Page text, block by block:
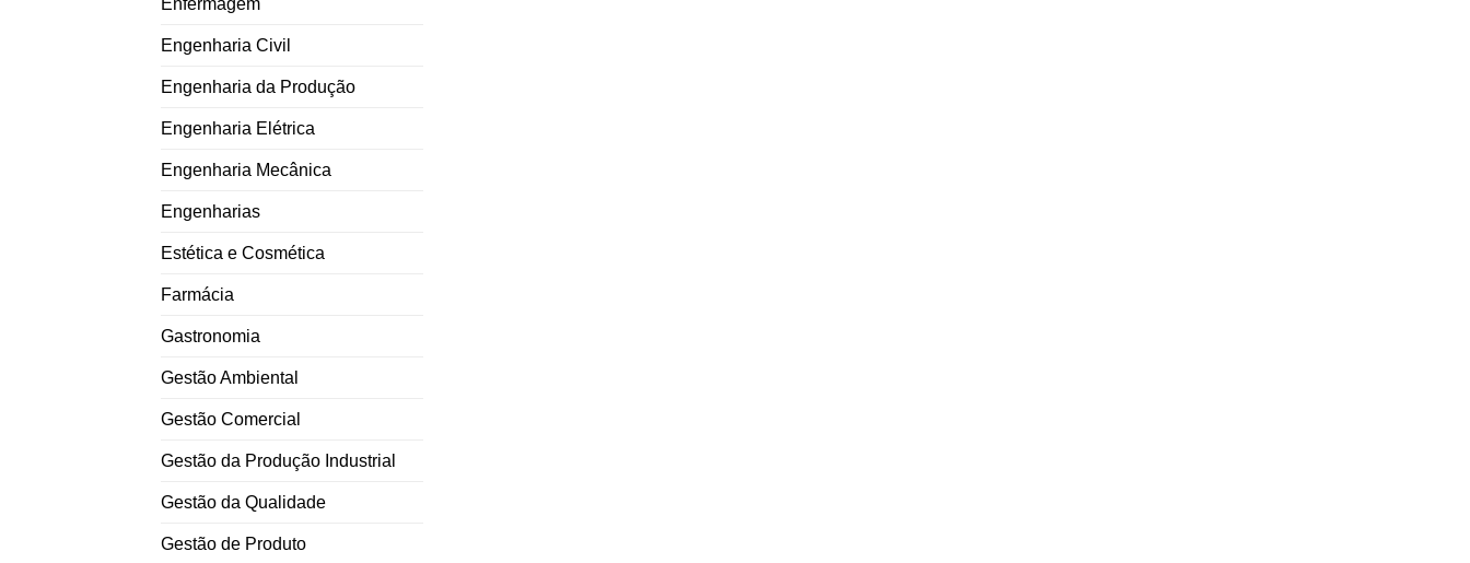
Engenharia Civil
Engenharia da Produção
Engenharia Elétrica
Engenharia Mecânica
Engenharias
Estética e Cosmética
Farmácia
Gastronomia
Gestão Ambiental
Gestão Comercial
Gestão da Produção Industrial
Gestão da Qualidade
Gestão de Produto